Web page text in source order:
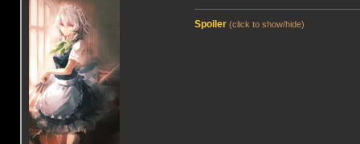
Spoiler (click to show/hide)